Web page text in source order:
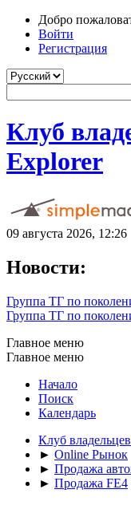
Добро
Войти
Регистрация
Клуб
Explorer
09 августа 2026, 12:26
Новости:
Группа ТГ по
Группа ТГ по
Главное меню
Главное меню
Начало
Поиск
Календарь
Клуб
► Online Рынок
► Продажа
► Продажа FE4